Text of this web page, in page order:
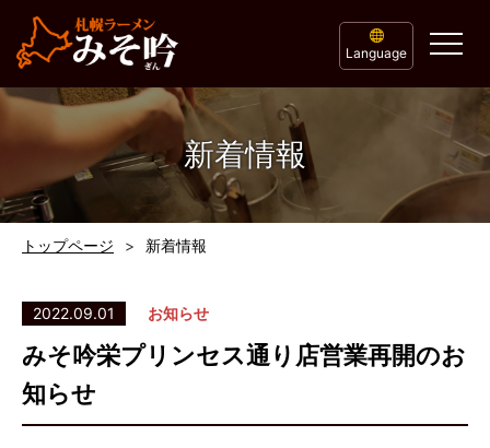
Language
新着情報
トップページ 新着情報
2022.09.01 お知らせ
みそ吟栄プリンセス通り店営業再開のお
知らせ